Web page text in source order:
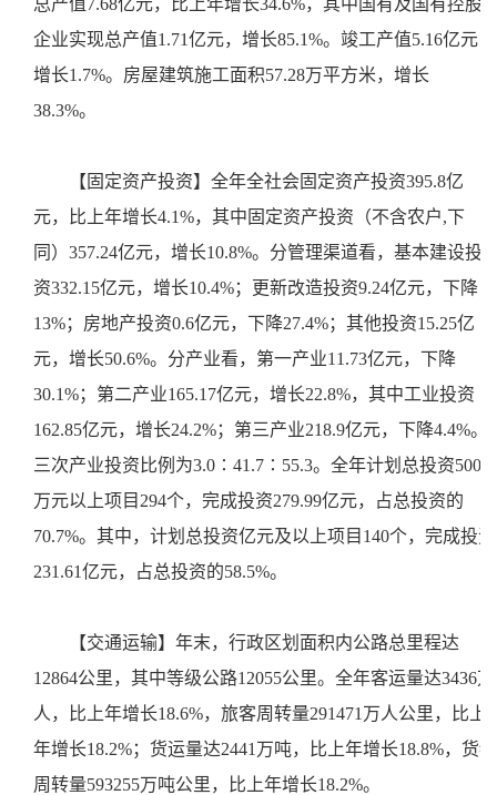
总产值7.68亿元，比上年增长34.6%，其中国有及国有控股
企业实现总产值1.71亿元，增长85.1%。竣工产值5.16亿元，
增长1.7%。房屋建筑施工面积57.28万平方米，增长
38.3%。
【固定资产投资】全年全社会固定资产投资395.8亿
元，比上年增长4.1%，其中固定资产投资（不含农户,下
同）357.24亿元，增长10.8%。分管理渠道看，基本建设投
资332.15亿元，增长10.4%；更新改造投资9.24亿元，下降
13%；房地产投资0.6亿元，下降27.4%；其他投资15.25亿
元，增长50.6%。分产业看，第一产业11.73亿元，下降
30.1%；第二产业165.17亿元，增长22.8%，其中工业投资
162.85亿元，增长24.2%；第三产业218.9亿元，下降4.4%。
三次产业投资比例为3.0∶41.7∶55.3。全年计划总投资5000
万元以上项目294个，完成投资279.99亿元，占总投资的
70.7%。其中，计划总投资亿元及以上项目140个，完成投资
231.61亿元，占总投资的58.5%。
【交通运输】年末，行政区划面积内公路总里程达
12864公里，其中等级公路12055公里。全年客运量达3436万
人，比上年增长18.6%，旅客周转量291471万人公里，比上
年增长18.2%；货运量达2441万吨，比上年增长18.8%，货物
周转量593255万吨公里，比上年增长18.2%。